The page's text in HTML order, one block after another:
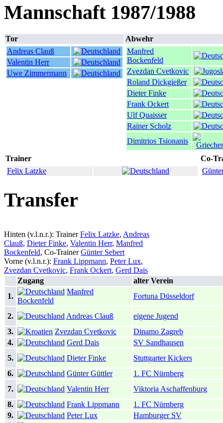
Mannschaft 1987/1988
Tor
Abwehr
Andreas Clauß
Valentin Herr
Uwe Zimmermann
Manfred
Bockenfeld
Zvezdan Cvetkovic
Roland Dickgießer
Dieter Finke
Frank Ockert
Ulf Quaisser
Rainer Scholz
Dimitrios Tsionanis
Trainer
Co-
Felix Latzke
Transfer
Hinten (v.l.n.r.): TrainerFelix Latzke, Andreas
Clauß, Dieter Finke, Valentin Herr, Manfred
Bockenfeld, Co-TrainerGünter Sebert
Vorne (v.l.n.r.): Frank Lippmann, Peter Lux,
Zvezdan Cvetkovic, Frank Ockert, Gerd Dais
Zugang
alter Verein
1.
Manfred
Bockenfeld
Fortuna Düsseldorf
2. Andreas Clauß
eigene Jugend
3.
Zvezdan Cvetkovic
Dinamo Zagreb
4.
Gerd Dais
SV Sandhausen
5.
Dieter Finke
Stuttgarter Kickers
6.
Günter Güttler
1. FC Nürnberg
7.
Valentin Herr
Viktoria Aschaffenburg
8.
Frank Lippmann
1. FC Nürnberg
9.
Peter Lux
Hamburger SV